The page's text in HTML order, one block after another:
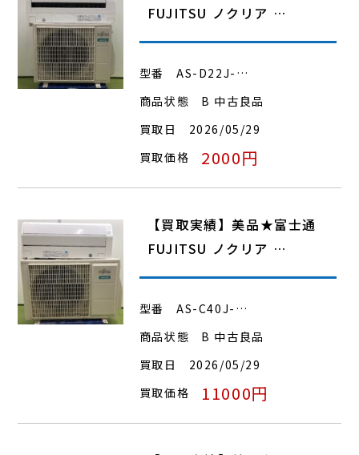
FUJITSU ノクリア …
型番
AS-D22J-…
商品状態
B 中古良品
買取日
2026/05/29
買取価格
2000円
【買取実績】美品★富士通
FUJITSU ノクリア …
型番
AS-C40J-…
商品状態
B 中古良品
買取日
2026/05/29
買取価格
11000円